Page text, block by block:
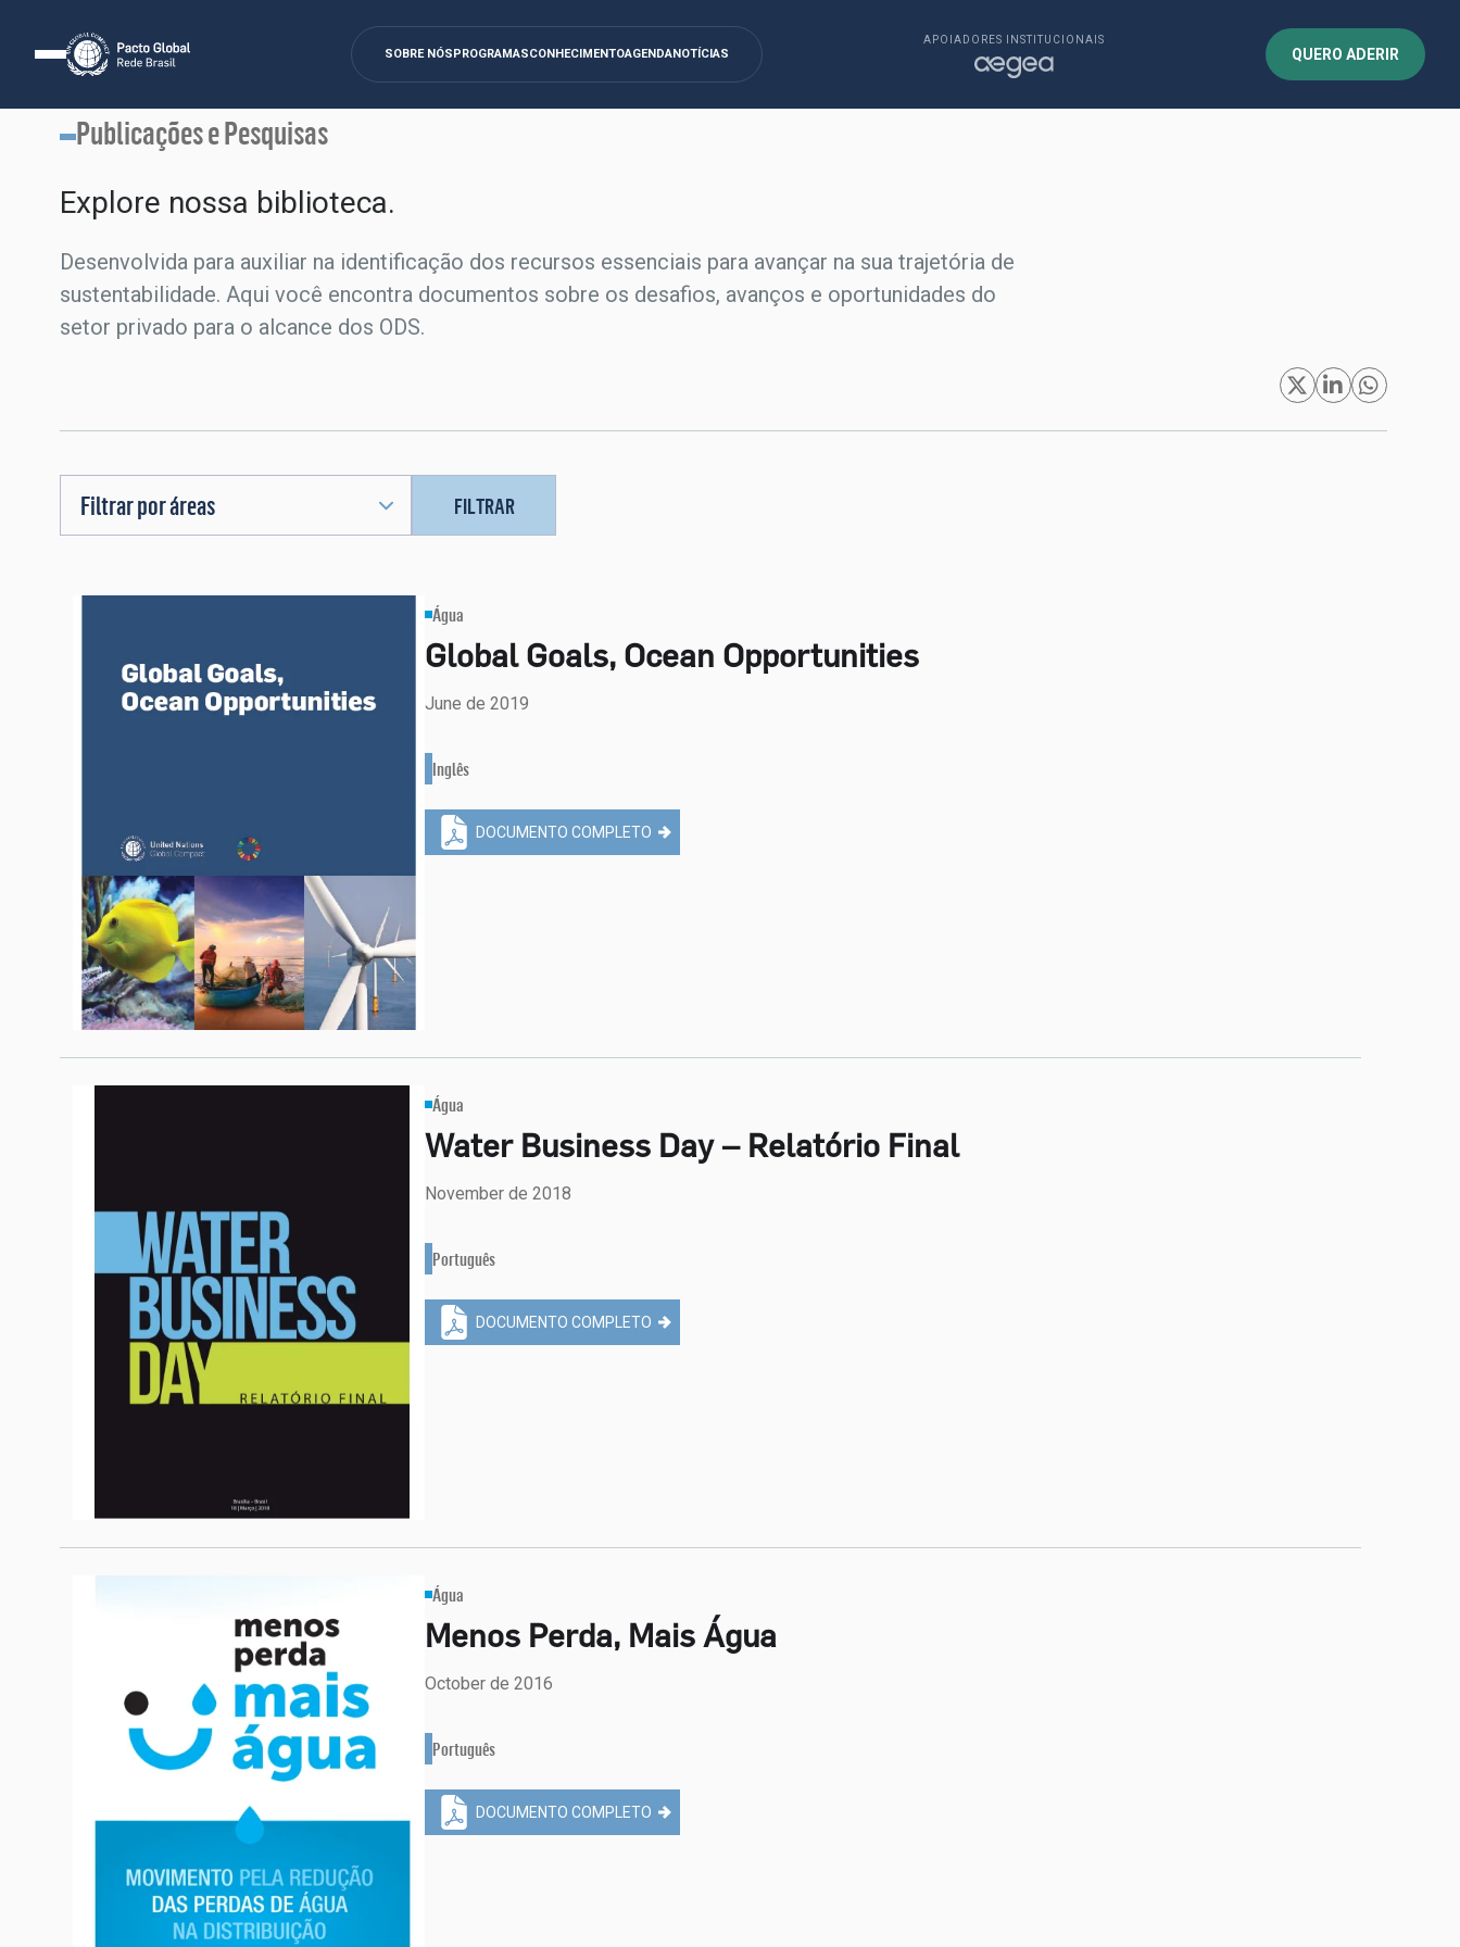
SOBRE NÓSPROGRAMASCONHECIMENTOAGENDANOTÍCIAS
APOIADORES INSTITUCIONAIS
QUERO ADERIR
Publicações e Pesquisas
Explore nossa biblioteca.​
Desenvolvida para auxiliar na identificação dos recursos essenciais para avançar na sua trajetória de
sustentabilidade. Aqui você encontra documentos sobre os desafios, avanços e oportunidades do
setor privado para o alcance dos ODS.
Filtrar por áreas FILTRAR
Água
Global Goals, Ocean Opportunities
June de 2019
Inglês
DOCUMENTO COMPLETO
Água
Water Business Day – Relatório Final
November de 2018
Português
DOCUMENTO COMPLETO
Água
Menos Perda, Mais Água
October de 2016
Português
DOCUMENTO COMPLETO